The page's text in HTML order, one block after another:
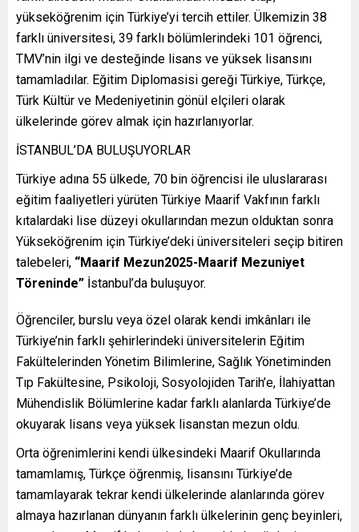
yükseköğrenim için Türkiye’yi tercih ettiler. Ülkemizin 38
farklı üniversitesi, 39 farklı bölümlerindeki 101 öğrenci,
TMV’nin ilgi ve desteğinde lisans ve yüksek lisansını
tamamladılar. Eğitim Diplomasisi gereği Türkiye, Türkçe,
Türk Kültür ve Medeniyetinin gönül elçileri olarak
ülkelerinde görev almak için hazırlanıyorlar.
İSTANBUL’DA BULUŞUYORLAR
Türkiye adına 55 ülkede, 70 bin öğrencisi ile uluslararası
eğitim faaliyetleri yürüten Türkiye Maarif Vakfının farklı
kıtalardaki lise düzeyi okullarından mezun olduktan sonra
Yükseköğrenim için Türkiye’deki üniversiteleri seçip bitiren
talebeleri, “Maarif Mezun2025-Maarif Mezuniyet
Töreninde” İstanbul’da buluşuyor.
Öğrenciler, burslu veya özel olarak kendi imkânları ile
Türkiye’nin farklı şehirlerindeki üniversitelerin Eğitim
Fakültelerinden Yönetim Bilimlerine, Sağlık Yönetiminden
Tıp Fakültesine, Psikoloji, Sosyolojiden Tarih’e, İlahiyattan
Mühendislik Bölümlerine kadar farklı alanlarda Türkiye’de
okuyarak lisans veya yüksek lisanstan mezun oldu.
Orta öğrenimlerini kendi ülkesindeki Maarif Okullarında
tamamlamış, Türkçe öğrenmiş, lisansını Türkiye’de
tamamlayarak tekrar kendi ülkelerinde alanlarında görev
almaya hazırlanan dünyanın farklı ülkelerinin genç beyinleri,